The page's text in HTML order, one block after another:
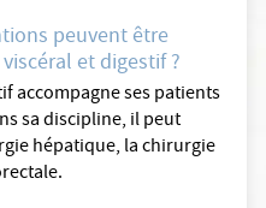
peuvent être
et digestif ?
accompagne ses patients
sa discipline, il peut
hépatique, la chirurgie